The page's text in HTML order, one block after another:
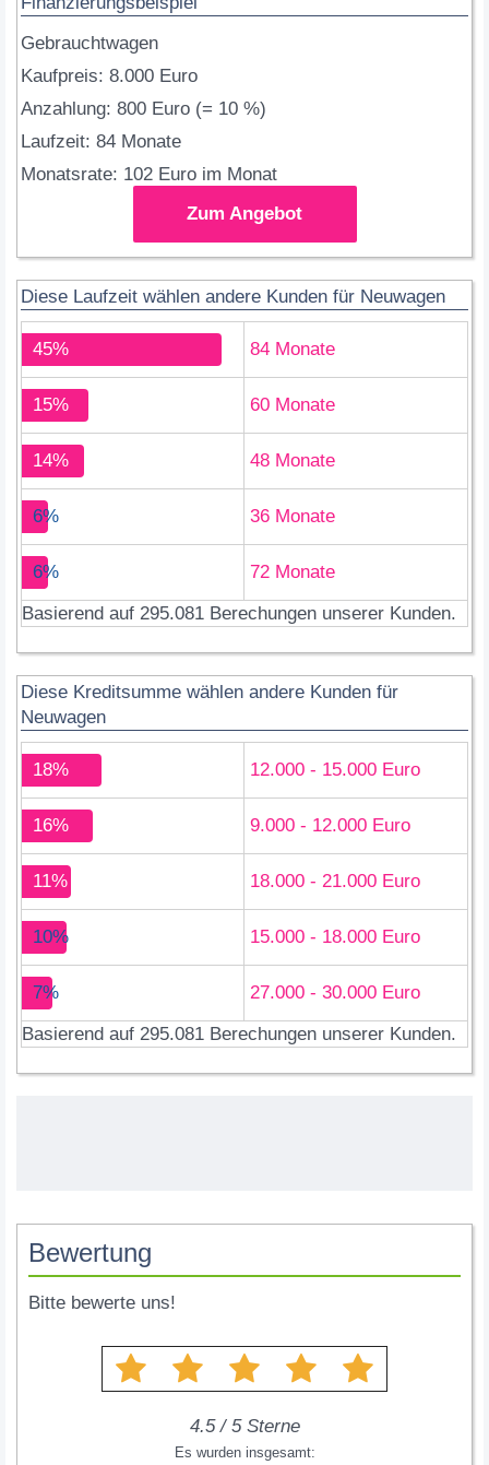
Gebrauchtwagen
Kaufpreis: 8.000 Euro
Anzahlung: 800 Euro (= 10 %)
Laufzeit: 84 Monate
Monatsrate: 102 Euro im Monat
Zum Angebot
Diese Laufzeit wählen andere Kunden für Neuwagen
45% 84 Monate
15% 60 Monate
14% 48 Monate
6% 36 Monate
6%
72 Monate
Basierend auf 295.081 Berechungen unserer Kunden.
Diese Kreditsumme wählen andere Kunden für
Neuwagen
18% 12.000 - 15.000 Euro
16% 9.000 - 12.000 Euro
11% 18.000 - 21.000 Euro
10% 15.000 - 18.000 Euro
7%
27.000 - 30.000 Euro
Basierend auf 295.081 Berechungen unserer Kunden.
Bewertung
Bitte bewerte uns!
4.5/ 5Sterne
Es wurden insgesamt: